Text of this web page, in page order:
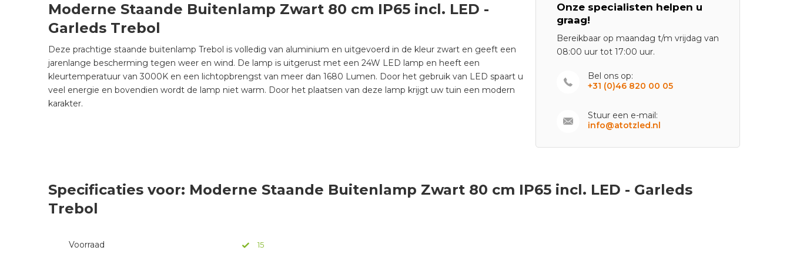
Moderne Staande Buitenlamp Zwart 80 cm IP65 incl. LED -
Garleds Trebol
Deze prachtige staande buitenlamp Trebol is volledig van aluminium en uitgevoerd in de kleur zwart en geeft een
jarenlange bescherming tegen weer en wind. De lamp is uitgerust met een 24W LED lamp en heeft een
kleurtemperatuur van 3000K en een lichtopbrengst van meer dan 1680 Lumen. Door het gebruik van LED spaart u
veel energie en bovendien wordt de lamp niet warm. Door het plaatsen van deze lamp krijgt uw tuin een modern
karakter.
Onze specialisten helpen u
graag!
Bereikbaar op maandag t/m vrijdag van
08:00 uur tot 17:00 uur.
Bel ons op:
+31 (0)46 820 00 05
Stuur een e-mail:
info@atotzled.nl
Specificaties voor: Moderne Staande Buitenlamp Zwart 80 cm IP65 incl. LED - Garleds
Trebol
Voorraad 15